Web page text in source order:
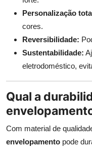
Personalização
cores.
Reversibilidade:
Sustentabilidade:
eletrodoméstico,
Qual a
Com material de
envelopamento pode